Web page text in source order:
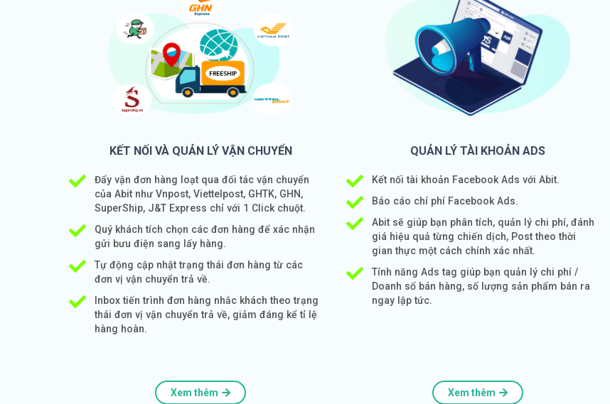
KẾT NỐI VÀ QUẢN LÝ VẬN CHUYỂN
Đẩy vận đơn hàng loạt qua đối tác vận chuyển
của Abit như Vnpost, Viettelpost, GHTK, GHN,
SuperShip, J&T Express chỉ với 1 Click chuột.
Quý khách tích chọn các đơn hàng để xác nhận
gửi bưu điện sang lấy hàng.
Tự động cập nhật trạng thái đơn hàng từ các
đơn vị vận chuyển trả về.
Inbox tiến trình đơn hàng nhắc khách theo trạng
thái đơn vị vận chuyển trả về, giảm đáng kể tỉ lệ
hàng hoàn.
Xem thêm
QUẢN LÝ TÀI KHOẢN ADS
Kết nối tài khoản Facebook Ads với Abit.
Báo cáo chí phí Facebook Ads.
Abit sẽ giúp bạn phân tích, quản lý chi phí, đánh
giá hiệu quả từng chiến dịch, Post theo thời
gian thực một cách chính xác nhất.
Tính năng Ads tag giúp bạn quản lý chi phí /
Doanh số bán hàng, số lượng sản phẩm bán ra
ngay lập tức.
Xem thêm